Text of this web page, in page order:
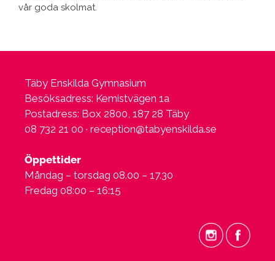
vår goda skolmat.
Täby Enskilda Gymnasium
Besöksadress: Kemistvägen 1a
Postadress: Box 2800, 187 28 Täby
08 732 21 00 · reception@tabyenskilda.se
Öppettider
Måndag – torsdag 08.00 – 17.30
Fredag 08:00 – 16:15